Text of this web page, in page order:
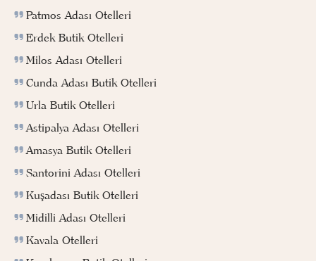
Patmos Adası Otelleri
Erdek Butik Otelleri
Milos Adası Otelleri
Cunda Adası Butik Otelleri
Urla Butik Otelleri
Astipalya Adası Otelleri
Amasya Butik Otelleri
Santorini Adası Otelleri
Kuşadası Butik Otelleri
Midilli Adası Otelleri
Kavala Otelleri